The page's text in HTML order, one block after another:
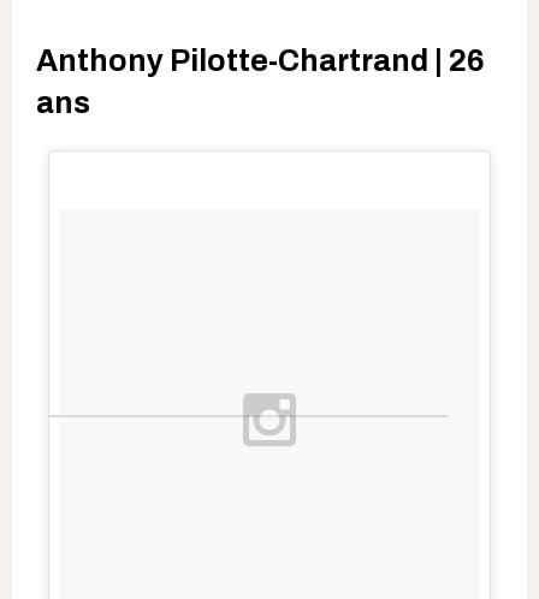
Anthony Pilotte-Chartrand | 26
ans